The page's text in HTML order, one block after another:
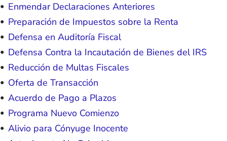
Enmendar Declaraciones Anteriores
Preparación de Impuestos sobre la Renta
Defensa en Auditoría Fiscal
Defensa Contra la Incautación de Bienes del IRS
Reducción de Multas Fiscales
Oferta de Transacción
Acuerdo de Pago a Plazos
Programa Nuevo Comienzo
Alivio para Cónyuge Inocente